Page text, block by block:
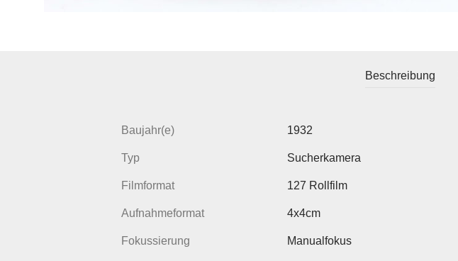
Beschreibung
Baujahr(e) 1932
Typ Sucherkamera
Filmformat 127 Rollfilm
Aufnahmeformat 4x4cm
Fokussierung Manualfokus